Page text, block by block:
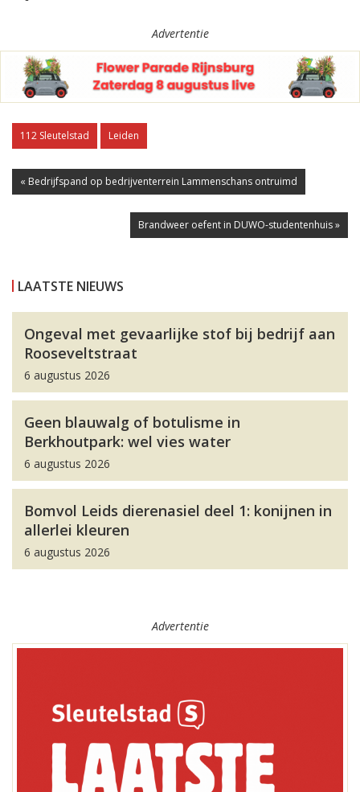
Advertentie
112 Sleutelstad Leiden
« Bedrijfspand op bedrijventerrein Lammenschans ontruimd
Brandweer oefent in DUWO-studentenhuis »
LAATSTE NIEUWS
Ongeval met gevaarlijke stof bij bedrijf aan
Rooseveltstraat
6 augustus 2026
Geen blauwalg of botulisme in
Berkhoutpark: wel vies water
6 augustus 2026
Bomvol Leids dierenasiel deel 1: konijnen in
allerlei kleuren
6 augustus 2026
Advertentie